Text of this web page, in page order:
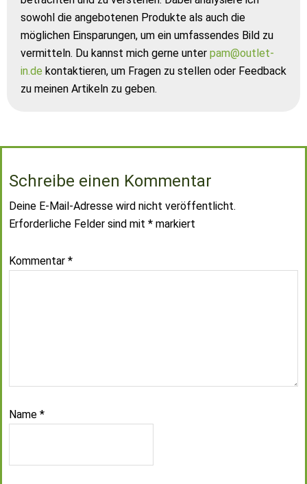
sowohl die angebotenen Produkte als auch die
möglichen Einsparungen, um ein umfassendes Bild zu
vermitteln. Du kannst mich gerne unter pam@outlet-
in.de kontaktieren, um Fragen zu stellen oder Feedback
zu meinen Artikeln zu geben.
Schreibe einen Kommentar
Deine E-Mail-Adresse wird nicht veröffentlicht.
Erforderliche Felder sind mit * markiert
Kommentar *
Name *